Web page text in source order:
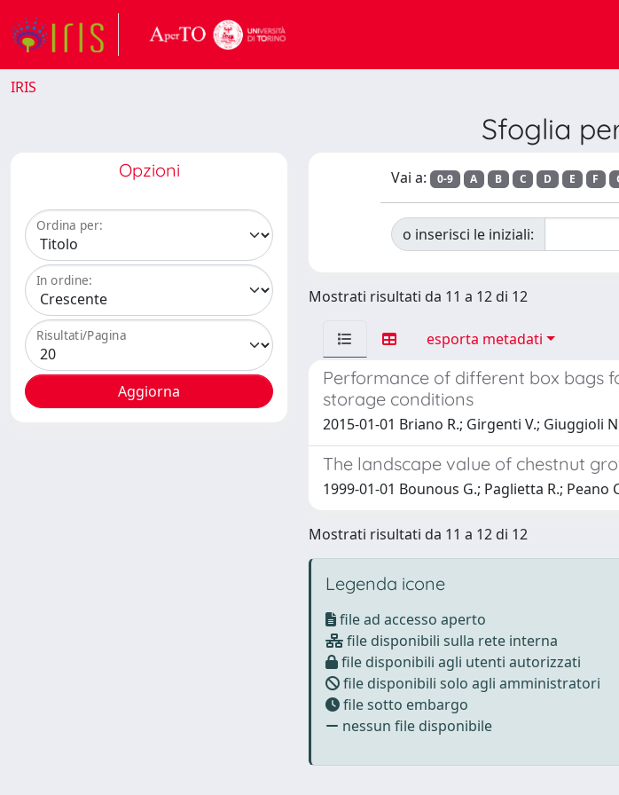
IRIS
Sfoglia
Opzioni
Ordina per:
In ordine:
Risultati/Pagina
Vai a: 0-9 A B C D E F
o inserisci le iniziali:
Mostrati risultati da 11 a 12 di 12
esporta metadati
Performance of different box bags
storage conditions
2015-01-01 Briano R.; Girgenti V.; Giuggioli
The landscape value of chestnut
1999-01-01 Bounous G.; Paglietta R.; Peano
Mostrati risultati da 11 a 12 di 12
Legenda icone
file ad accesso aperto
file disponibili sulla rete interna
file disponibili agli utenti autorizzati
file disponibili solo agli amministratori
file sotto embargo
nessun file disponibile